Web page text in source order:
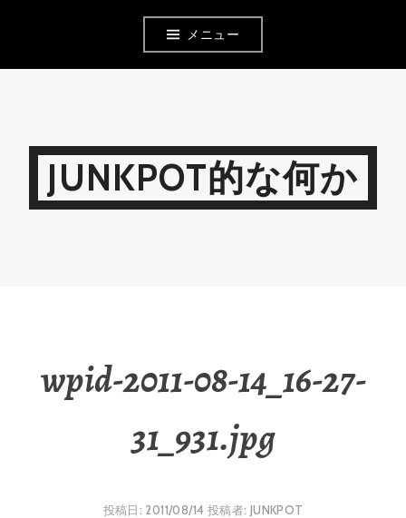
メニュー
JUNKPOT的な何か
wpid-2011-08-14_16-27-
31_931.jpg
投稿日: 2011/08/14 投稿者: JUNKPOT